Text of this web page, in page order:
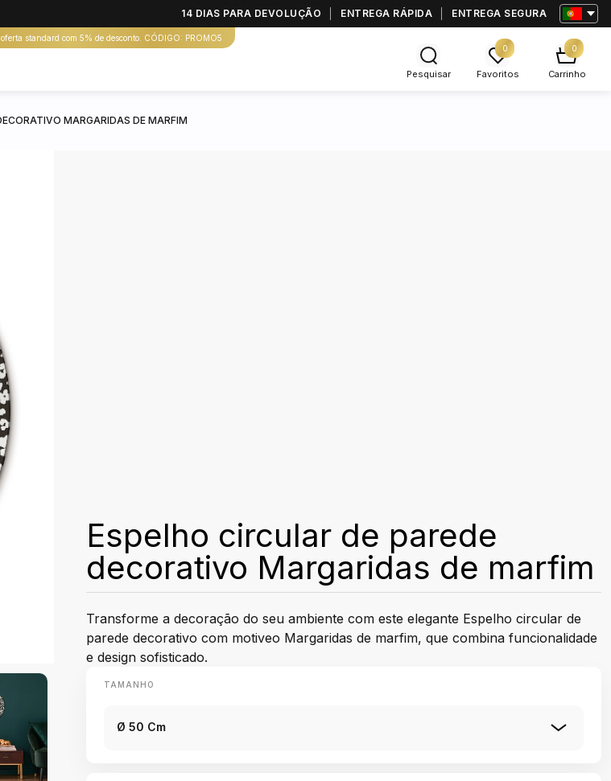
14 DIAS PARA DEVOLUÇÃO ENTREGA RÁPIDA ENTREGA SEGURA
standard com 5% de desconto. CÓDIGO: PROMO5
Pesquisar
0
Favoritos
0
Carrinho
MARGARIDAS DE MARFIM
Espelho circular de parede
decorativo Margaridas de marfim
Transforme a decoração do seu ambiente com este elegante Espelho circular de
parede decorativo com motiveo Margaridas de marfim, que combina funcionalidade
e design sofisticado.
TAMANHO
Ø 50 Cm